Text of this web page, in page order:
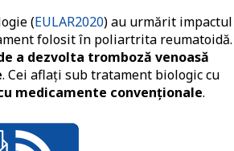
(EULAR2020) au urmărit impactul
folosit în poliartrita reumatoidă.
a dezvolta tromboză venoasă
. Cei aflați sub tratament biologic cu
medicamente convenționale.